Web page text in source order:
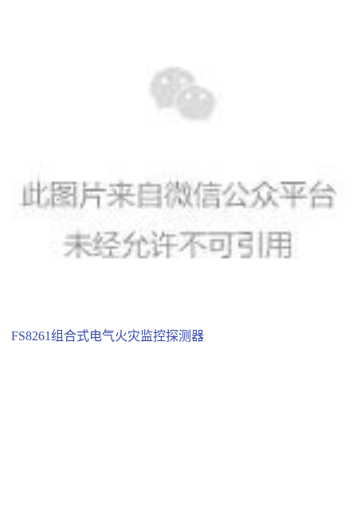
FS8261组合式电气火灾监控探测器